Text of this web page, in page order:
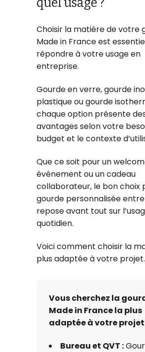
quel usage ?
Choisir la matière de votre
Made in France est
répondre à votre usage en
entreprise.
Gourde en verre, gourde
plastique ou gourde
chaque option présente
avantages selon votre
budget et le contexte
Que ce soit pour un
événement ou un cadeau
collaborateur, le bon choix
gourde personnalisée
repose avant tout sur
quotidien.
Voici comment choisir la
plus adaptée à votre projet.
Vous cherchez la
Made in France la plus
adaptée à votre projet
Bureau et QVT :